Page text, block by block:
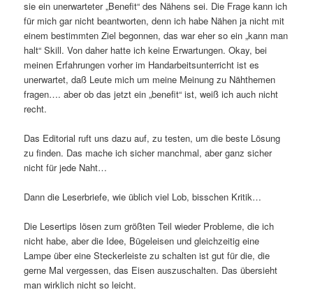
sie ein unerwarteter „Benefit“ des Nähens sei. Die Frage kann ich
für mich gar nicht beantworten, denn ich habe Nähen ja nicht mit
einem bestimmten Ziel begonnen, das war eher so ein „kann man
halt“ Skill. Von daher hatte ich keine Erwartungen. Okay, bei
meinen Erfahrungen vorher im Handarbeitsunterricht ist es
unerwartet, daß Leute mich um meine Meinung zu Nähthemen
fragen…. aber ob das jetzt ein „benefit“ ist, weiß ich auch nicht
recht.
Das Editorial ruft uns dazu auf, zu testen, um die beste Lösung
zu finden. Das mache ich sicher manchmal, aber ganz sicher
nicht für jede Naht…
Dann die Leserbriefe, wie üblich viel Lob, bisschen Kritik…
Die Lesertips lösen zum größten Teil wieder Probleme, die ich
nicht habe, aber die Idee, Bügeleisen und gleichzeitig eine
Lampe über eine Steckerleiste zu schalten ist gut für die, die
gerne Mal vergessen, das Eisen auszuschalten. Das übersieht
man wirklich nicht so leicht.